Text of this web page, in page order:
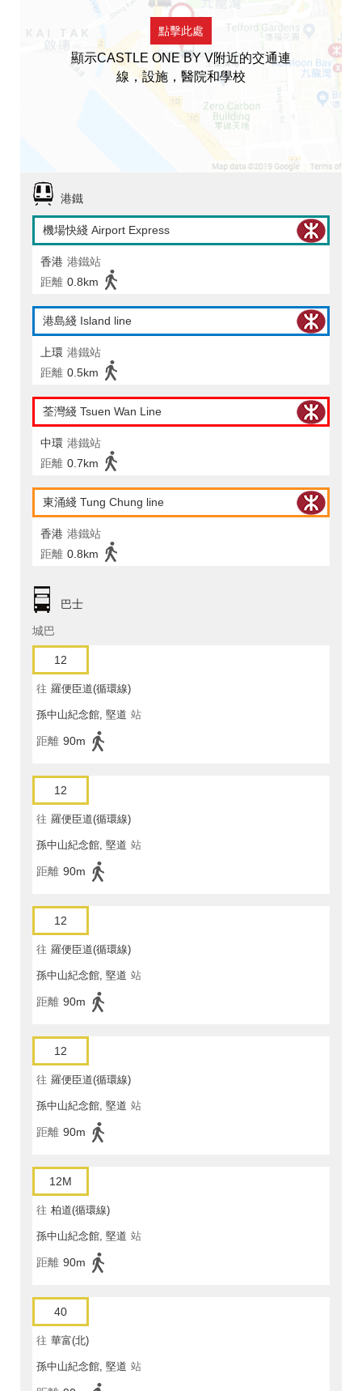
點擊此處
顯示CASTLE ONE BY V附近的交通連
線，設施，醫院和學校
港鐵
機場快綫 Airport Express
香港 港鐵站
距離 0.8km
港島綫 Island line
上環 港鐵站
距離 0.5km
荃灣綫 Tsuen Wan Line
中環 港鐵站
距離 0.7km
東涌綫 Tung Chung line
香港 港鐵站
距離 0.8km
巴士
城巴
12
往 羅便臣道(循環線)
孫中山紀念館, 堅道 站
距離 90m
12
往 羅便臣道(循環線)
孫中山紀念館, 堅道 站
距離 90m
12
往 羅便臣道(循環線)
孫中山紀念館, 堅道 站
距離 90m
12
往 羅便臣道(循環線)
孫中山紀念館, 堅道 站
距離 90m
12M
往 柏道(循環線)
孫中山紀念館, 堅道 站
距離 90m
40
往 華富(北)
孫中山紀念館, 堅道 站